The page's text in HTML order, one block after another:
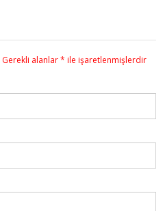
Gerekli alanlar* ile işaretlenmişlerdir